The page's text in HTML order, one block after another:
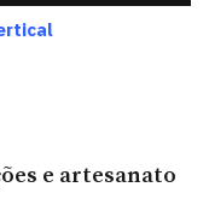
e artesanato